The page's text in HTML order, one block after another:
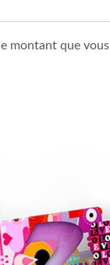
montant que